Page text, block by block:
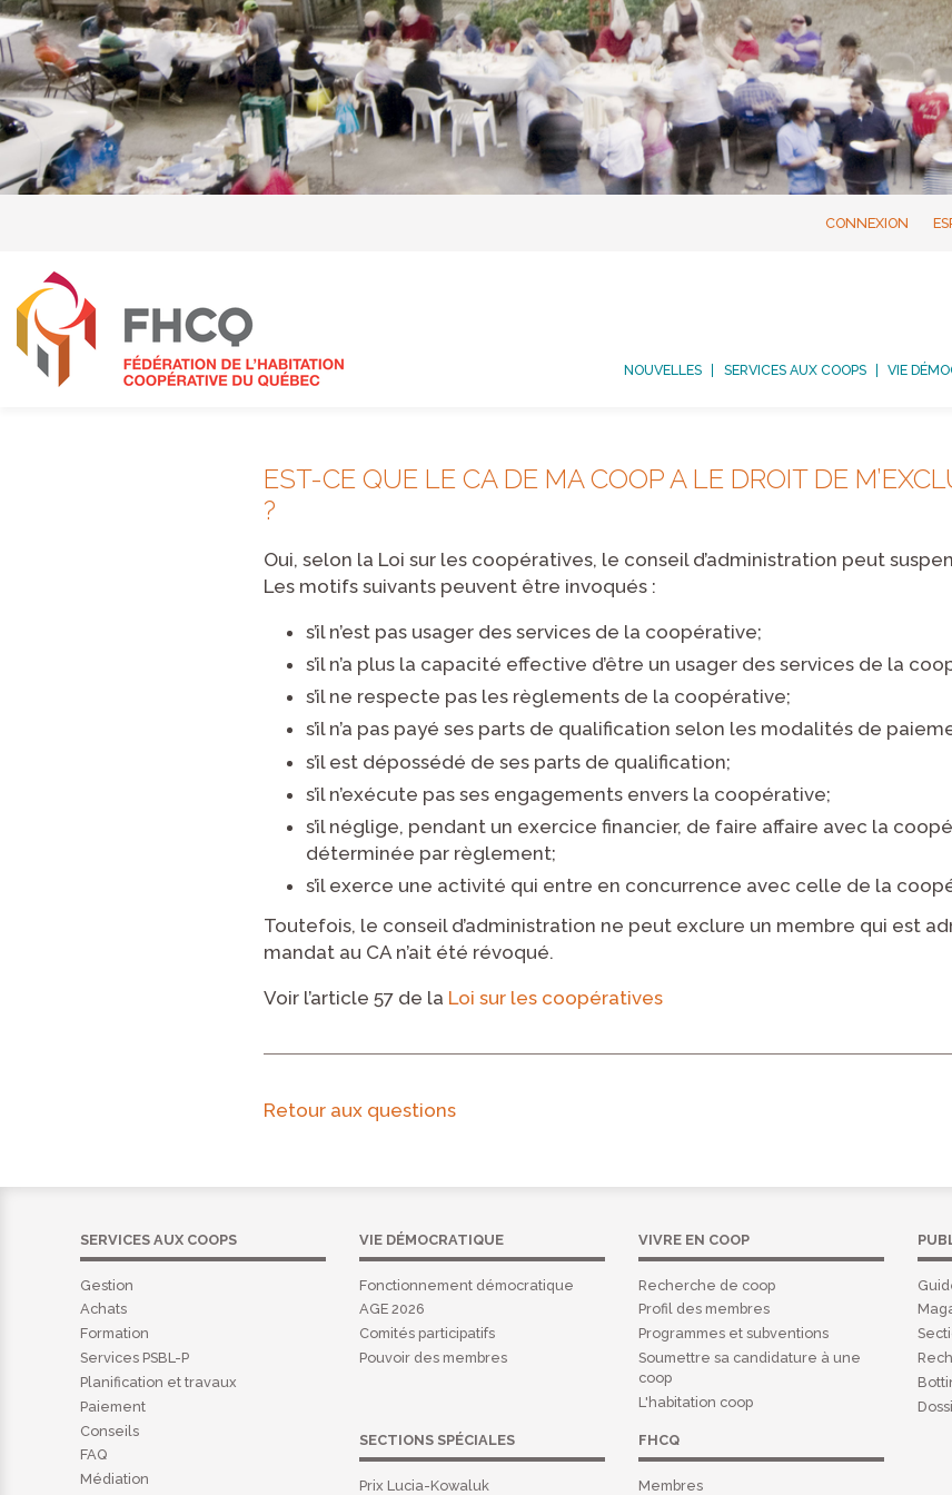
CONNEXION
NOUVELLES SERVICES AUX COOPS VIE
EST-CE QUE LE CA DE MA COOP A LE DROIT DE
?
Oui, selon la Loi sur les coopératives, le conseil d’administration peut
Les motifs suivants peuvent être invoqués :
s’il n’est pas usager des services de la coopérative;
s’il n’a plus la capacité effective d’être un usager des services de la
s’il ne respecte pas les règlements de la coopérative;
s’il n’a pas payé ses parts de qualification selon les modalités de
s’il est dépossédé de ses parts de qualification;
s’il n’exécute pas ses engagements envers la coopérative;
s’il néglige, pendant un exercice financier, de faire affaire avec la
déterminée par règlement;
s’il exerce une activité qui entre en concurrence avec celle de la
Toutefois, le conseil d’administration ne peut exclure un membre qui est
mandat au CA n’ait été révoqué.
Voir l’article 57 de la Loi sur les coopératives
Retour aux questions
SERVICES AUX COOPS
Gestion
Achats
Formation
Services PSBL-P
Planification et travaux
Paiement
Conseils
FAQ
Médiation
VIE DÉMOCRATIQUE
Fonctionnement démocratique
AGE 2026
Comités participatifs
Pouvoir des membres
VIVRE EN COOP
Recherche de coop
Profil des membres
Programmes et subventions
Soumettre sa candidature à une
coop
L'habitation coop
SECTIONS SPÉCIALES
Prix Lucia-Kowaluk
FHCQ
Membres